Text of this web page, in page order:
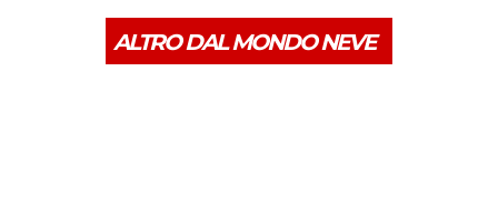
ALTRO DAL MONDO NEVE